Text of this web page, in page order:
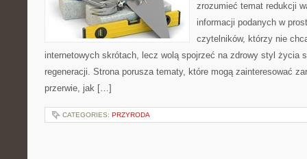
zrozumieć temat redukcji
informacji podanych w
czytelników, którzy nie
internetowych skrótach, lecz wolą spojrzeć na zdrowy styl życia
regeneracji. Strona porusza tematy, które mogą zainteresować
przerwie, jak […]
CATEGORIES: PRZYRODA